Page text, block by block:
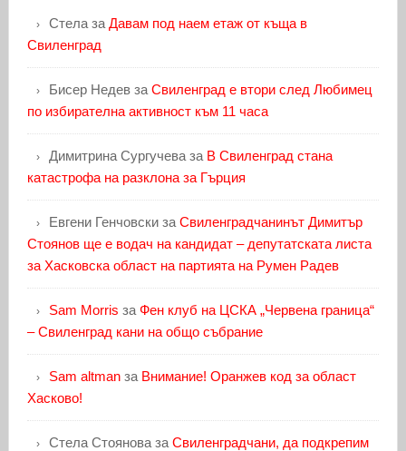
Стелаза Давам под наем етаж от къща в
Свиленград
Бисер Недевза Свиленград е втори след Любимец
по избирателна активност към 11 часа
Димитрина Сургучеваза В Свиленград стана
катастрофа на разклона за Гърция
Евгени Генчовскиза Свиленградчанинът Димитър
Стоянов ще е водач на кандидат – депутатската листа
за Хасковска област на партията на Румен Радев
Sam Morris за Фен клуб на ЦСКА „Червена граница“
– Свиленград кани на общо събрание
Sam altmanза Внимание! Оранжев код за област
Хасково!
Стела Стояноваза Свиленградчани, да подкрепим